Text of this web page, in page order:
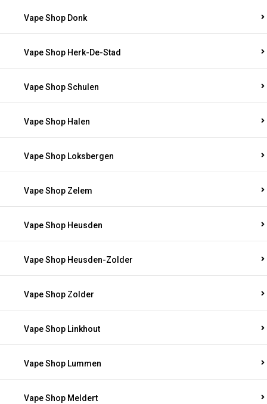
Vape Shop Donk
Vape Shop Herk-De-Stad
Vape Shop Schulen
Vape Shop Halen
Vape Shop Loksbergen
Vape Shop Zelem
Vape Shop Heusden
Vape Shop Heusden-Zolder
Vape Shop Zolder
Vape Shop Linkhout
Vape Shop Lummen
Vape Shop Meldert